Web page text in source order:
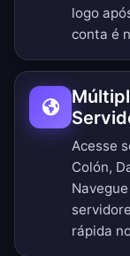
logo
conta é
Acesse
Colón,
rápida